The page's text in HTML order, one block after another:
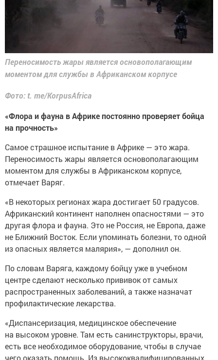
Переносимость жары является основополагающим
моментом для службы в Африканском корпусе
Фото: t. me/KorpusAfrica
«Флора и фауна в Африке постоянно проверяет бойца
на прочность»
Самое страшное испытание в Африке — это жара.
Переносимость жары является основополагающим
моментом для службы в Африканском корпусе,
отмечает Варяг.
«В некоторых регионах жара достигает 50 градусов.
Африканский континент наполнен опасностями — это
другая флора и фауна. Это не Россия, не Европа, даже
не Ближний Восток. Если упоминать болезни, то одной
из опасных является малярия», — дополнил он.
По словам Варяга, каждому бойцу уже в учебном
центре сделают несколько прививок от самых
распространенных заболеваний, а также назначат
профилактические лекарства.
«Диспансеризация, медицинское обеспечение
на высоком уровне. Там есть санинструкторы, врачи,
есть все необходимое оборудование, чтобы в случае